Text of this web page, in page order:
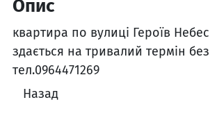
Опис
квартира по вулиці Героїв
здається на тривалий термін
тел.0964471269
Назад